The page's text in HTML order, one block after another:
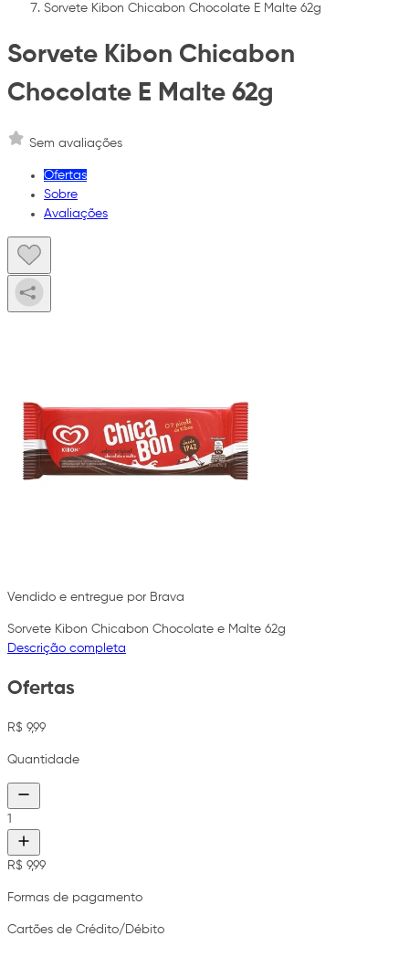
Sorvete Kibon Chicabon Chocolate E Malte 62g
Sorvete Kibon Chicabon
Chocolate E Malte 62g
Sem avaliações
Ofertas
Sobre
Avaliações
Vendido e entregue por Brava
Sorvete Kibon Chicabon Chocolate e Malte 62g
Descrição completa
Ofertas
R$ 9,99
Quantidade
1
R$ 9,99
Formas de pagamento
Cartões de Crédito/Débito